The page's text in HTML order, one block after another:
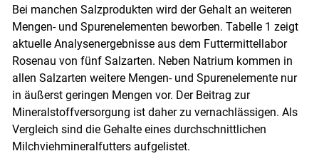
Bei manchen Salzprodukten wird der Gehalt an weiteren
Mengen- und Spurenelementen beworben. Tabelle 1 zeigt
aktuelle Analysenergebnisse aus dem Futtermittellabor
Rosenau von fünf Salzarten. Neben Natrium kommen in
allen Salzarten weitere Mengen- und Spurenelemente nur
in äußerst geringen Mengen vor. Der Beitrag zur
Mineralstoffversorgung ist daher zu vernachlässigen. Als
Vergleich sind die Gehalte eines durchschnittlichen
Milchviehmineralfutters aufgelistet.